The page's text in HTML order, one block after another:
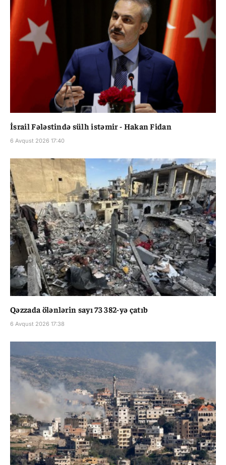
İsrail Fələstində sülh istəmir - Hakan Fidan
6 Avqust 2026 17:40
Qəzzada ölənlərin sayı 73 382-yə çatıb
6 Avqust 2026 17:38